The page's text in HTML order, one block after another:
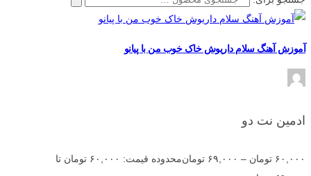
آموزش آهنگ سلام داریوش خاک خوب من با پیانو
ادمین نت دو
۶۰,۰۰۰ تومان – ۶۹,۰۰۰ تومان
محدوده قیمت: ۶۰,۰۰۰ تومان تا